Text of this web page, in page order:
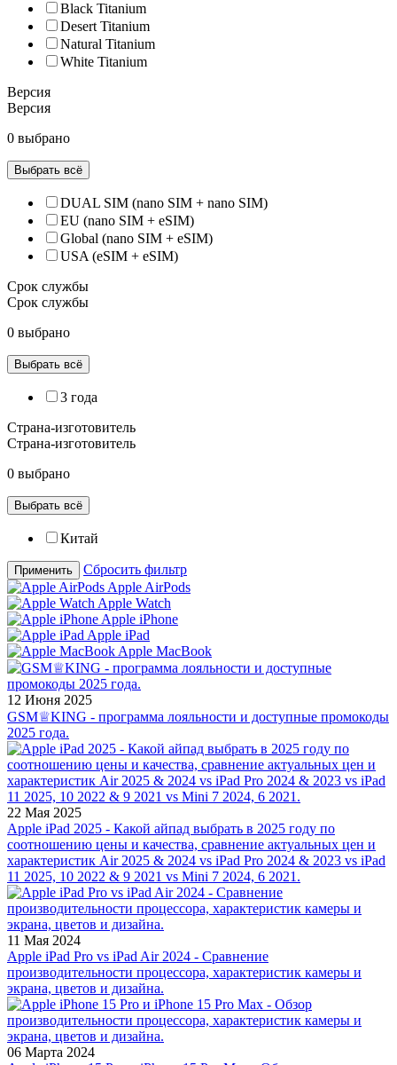
Black Titanium
Desert Titanium
Natural Titanium
White Titanium
Версия
Версия
0 выбрано
Выбрать всё
DUAL SIM (nano SIM + nano SIM)
EU (nano SIM + eSIM)
Global (nano SIM + eSIM)
USA (eSIM + eSIM)
Срок службы
Срок службы
0 выбрано
Выбрать всё
3 года
Страна-изготовитель
Страна-изготовитель
0 выбрано
Выбрать всё
Китай
Применить
Сбросить фильтр
Apple AirPods
Apple Watch
Apple iPhone
Apple iPad
Apple MacBook
12 Июня 2025
GSM♕KING - программа лояльности и доступные промокоды
2025 года.
22 Мая 2025
Apple iPad 2025 - Какой айпад выбрать в 2025 году по
соотношению цены и качества, сравнение актуальных цен и
характеристик Air 2025 & 2024 vs iPad Pro 2024 & 2023 vs iPad
11 2025, 10 2022 & 9 2021 vs Mini 7 2024, 6 2021.
11 Мая 2024
Apple iPad Pro vs iPad Air 2024 - Сравнение
производительности процессора, характеристик камеры и
экрана, цветов и дизайна.
06 Марта 2024